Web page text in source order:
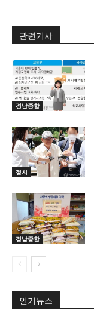
관련기사
경남종합
정치
경남종합
인기뉴스